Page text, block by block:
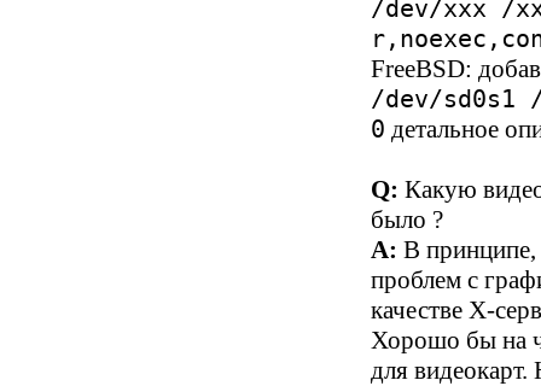
/dev/xxx /
FreeBSD:
/dev/sd0s1 /
0 детальное
Q:Какую
было ?
A:В принципе,
проблем с
качестве X-
Хорошо бы на
для